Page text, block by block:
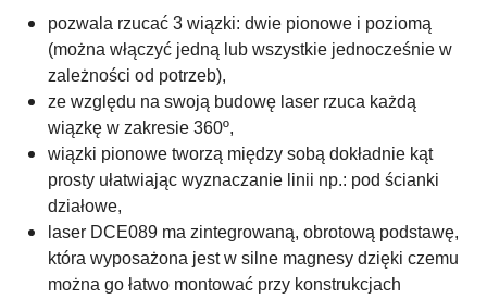
pozwala rzucać 3 wiązki: dwie pionowe i poziomą
(można włączyć jedną lub wszystkie jednocześnie w
zależności od potrzeb),
ze względu na swoją budowę laser rzuca każdą
wiązkę w zakresie 360º,
wiązki pionowe tworzą między sobą dokładnie kąt
prosty ułatwiając wyznaczanie linii np.: pod ścianki
działowe,
laser DCE089 ma zintegrowaną, obrotową podstawę,
która wyposażona jest w silne magnesy dzięki czemu
można go łatwo montować przy konstrukcjach